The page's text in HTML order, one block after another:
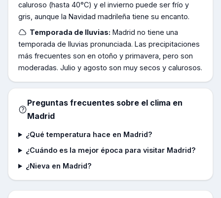
caluroso (hasta 40°C) y el invierno puede ser frío y
gris, aunque la Navidad madrileña tiene su encanto.
Temporada de lluvias: Madrid no tiene una
temporada de lluvias pronunciada. Las precipitaciones
más frecuentes son en otoño y primavera, pero son
moderadas. Julio y agosto son muy secos y calurosos.
Preguntas frecuentes sobre el clima en
Madrid
¿Qué temperatura hace en Madrid?
¿Cuándo es la mejor época para visitar Madrid?
¿Nieva en Madrid?